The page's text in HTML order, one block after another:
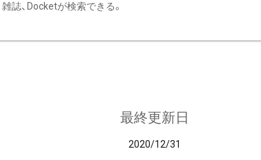
雑誌、Docketが検索できる。
最終更新日
2020/12/31